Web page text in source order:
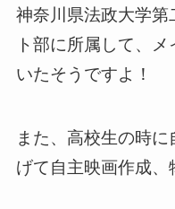
神奈川県法政大学
ト部に所属して、
いたそうですよ！
また、高校生の時
げて自主映画作成、